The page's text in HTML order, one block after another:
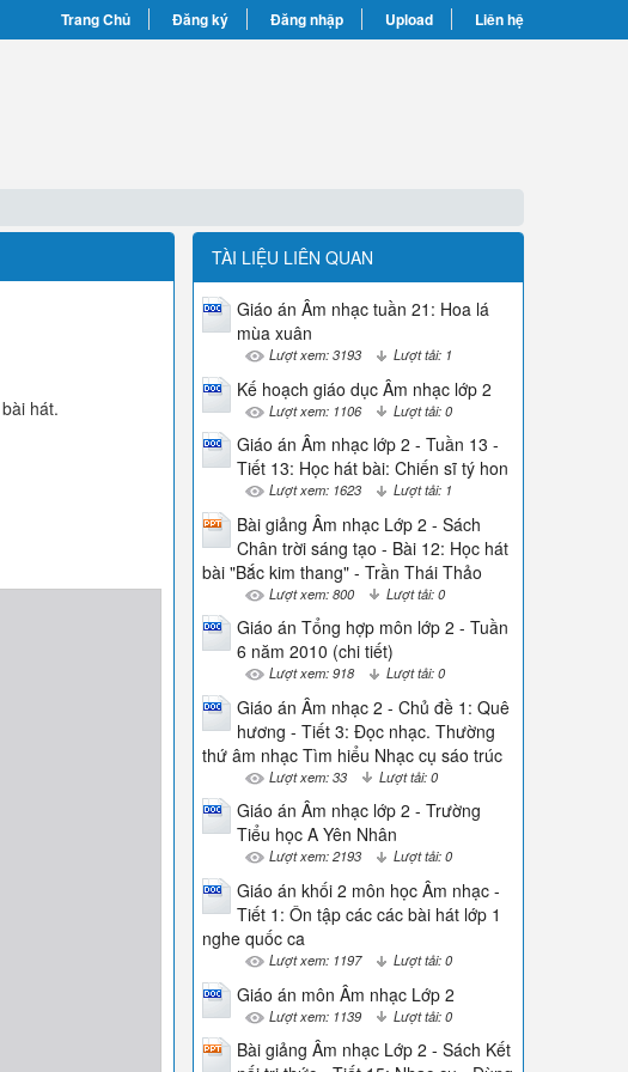
Trang Chủ Đăng ký Đăng nhập Upload Liên hệ
hát.
TÀI LIỆU LIÊN QUAN
Giáo án Âm nhạc tuần 21: Hoa lá
mùa xuân
Lượt xem: 3193 Lượt tải: 1
Kế hoạch giáo dục Âm nhạc lớp 2
Lượt xem: 1106 Lượt tải: 0
Giáo án Âm nhạc lớp 2 - Tuần 13 -
Tiết 13: Học hát bài: Chiến sĩ tý hon
Lượt xem: 1623 Lượt tải: 1
Bài giảng Âm nhạc Lớp 2 - Sách
Chân trời sáng tạo - Bài 12: Học hát
bài "Bắc kim thang" - Trần Thái Thảo
Lượt xem: 800 Lượt tải: 0
Giáo án Tổng hợp môn lớp 2 - Tuần
6 năm 2010 (chi tiết)
Lượt xem: 918 Lượt tải: 0
Giáo án Âm nhạc 2 - Chủ đề 1: Quê
hương - Tiết 3: Đọc nhạc. Thường
thứ âm nhạc Tìm hiểu Nhạc cụ sáo trúc
Lượt xem: 33 Lượt tải: 0
Giáo án Âm nhạc lớp 2 - Trường
Tiểu học A Yên Nhân
Lượt xem: 2193 Lượt tải: 0
Giáo án khối 2 môn học Âm nhạc -
Tiết 1: Ôn tập các các bài hát lớp 1
nghe quốc ca
Lượt xem: 1197 Lượt tải: 0
Giáo án môn Âm nhạc Lớp 2
Lượt xem: 1139 Lượt tải: 0
Bài giảng Âm nhạc Lớp 2 - Sách Kết